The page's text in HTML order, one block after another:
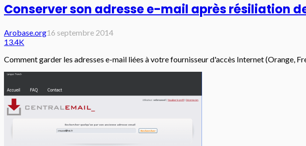
Conserver son adresse e-mail après résiliation
Arobase.org16 septembre 2014
13.4K
Comment garder les adresses e-mail liées à votre fournisseur d'accès Internet (Orange,